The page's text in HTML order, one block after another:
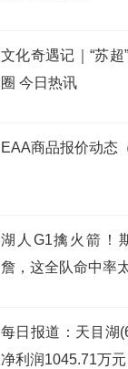
的应收账款占
17.91%
文化奇遇记｜“苏
圈 今日热讯
EAA商品报价动态
湖人G1擒火箭！
詹，这全队命中率
每日报道：天目湖
净利润1045.71万